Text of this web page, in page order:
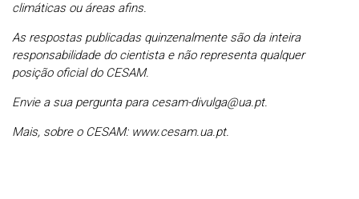
climáticas ou áreas afins.
As respostas publicadas quinzenalmente são da inteira
responsabilidade do cientista e não representa qualquer
posição oficial do CESAM.
Envie a sua pergunta para cesam-divulga@ua.pt.
Mais, sobre o CESAM: www.cesam.ua.pt.